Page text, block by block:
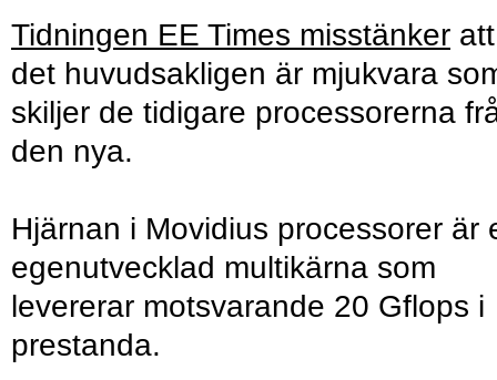
Tidningen EE Times misstänker att
det huvudsakligen är mjukvara
skiljer de tidigare processorerna
den nya.
Hjärnan i Movidius processorer är
egenutvecklad multikärna som
levererar motsvarande 20 Gflops i
prestanda.